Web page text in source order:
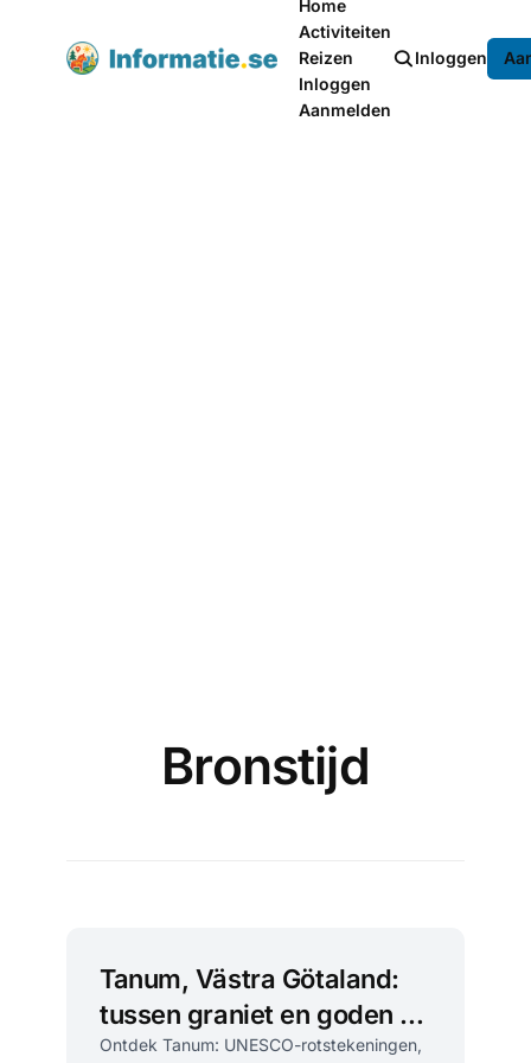
Home
Activiteiten
Reizen
Inloggen
Aanmelden
Inloggen
Bronstijd
Tanum, Västra Götaland:
tussen graniet en goden bij
UNESCO-rotstekeningen
Ontdek Tanum: UNESCO-rotstekeningen,